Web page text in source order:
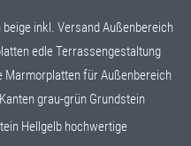
inkl. Versand Außenbereich
edle Terrassengestaltung
für Außenbereich
grau-grün Grundstein
Hellgelb hochwertige